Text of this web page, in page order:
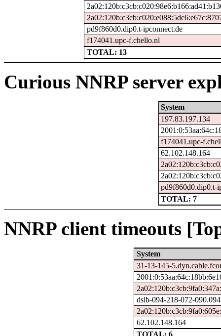
pd9f860d0.dip0.t-ipconnect.de
f174041.upc-f.chello.nl
TOTAL: 13
Curious NNRP server
System
197.83.197.134
f174041.upc-
62.102.148.164
pd9f860d0.dip0.t-
TOTAL: 7
NNRP client timeouts
System
31-13-145-
dslb-094-218-072-
62.102.148.164